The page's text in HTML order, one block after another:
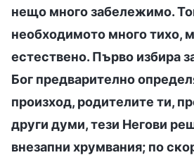
нещо много забележимо.
необходимото много тихо,
естествено. Първо избира
Бог предварително
произход, родителите ти,
други думи, тези Негови
внезапни хрумвания; по